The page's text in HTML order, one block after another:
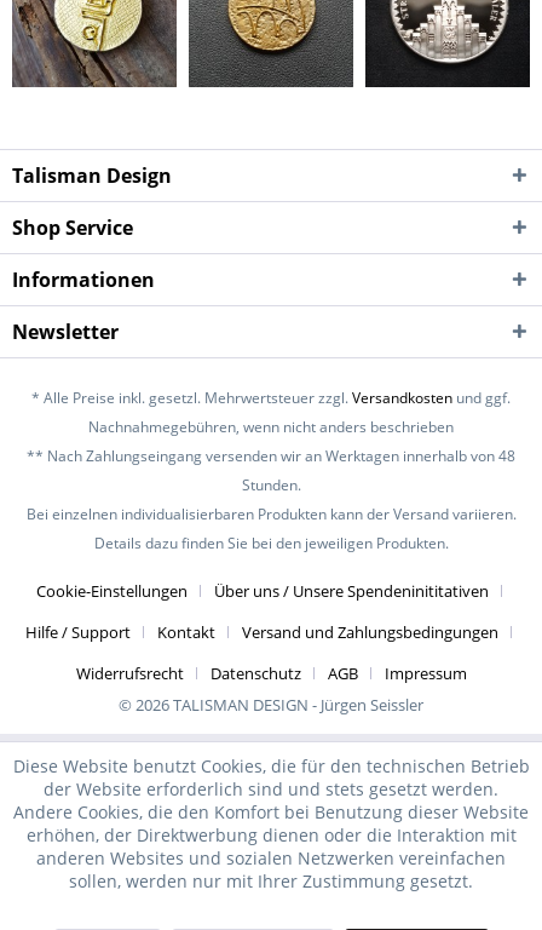
Für jeden verkauften STRAUBING TALISMAN spenden wir
10 € an "Freude durch Helfen" in Straubing.
Für jeden verkauften REGENSBURG TALISMAN spenden
Regensburg.
Für jeden verkauften STRAUBINGER RATHAUSTALER
spenden wir 15 € an die Stadt Straubing für den
Wiederaufbau des historischen Rathauses.
Der enge Bezug zur Region und die Spendeninitiativen
schöne Liebesgeschichte.
TALISMAN DESIGN - schmückt dich!
Hole auch du dir dein ganz besonderes Stück
Stadtgeschichte und Individualität.
TALISMAN DESIGN steht für Glück, Zufriedenheit,
Talisman Design
Shop Service
Informationen
Newsletter
* Alle Preise inkl. gesetzl. Mehrwertsteuer zzgl.Versandkosten und ggf.
Nachnahmegebühren, wenn nicht anders beschrieben
** Nach Zahlungseingang versenden wir an Werktagen innerhalb von 48
Stunden.
Bei einzelnen individualisierbaren Produkten kann der Versand variieren.
Details dazu finden Sie bei den jeweiligen Produkten.
Cookie-Einstellungen
Über uns / Unsere Spendeninititativen
Hilfe / Support
Kontakt
Versand und Zahlungsbedingungen
Widerrufsrecht
Datenschutz AGB
Impressum
© 2026 TALISMAN DESIGN - Jürgen Seissler
Diese Website benutzt Cookies, die für den technischen Betrieb
der Website erforderlich sind und stets gesetzt werden.
Andere Cookies, die den Komfort bei Benutzung dieser Website
erhöhen, der Direktwerbung dienen oder die Interaktion mit
anderen Websites und sozialen Netzwerken vereinfachen
sollen, werden nur mit Ihrer Zustimmung gesetzt.